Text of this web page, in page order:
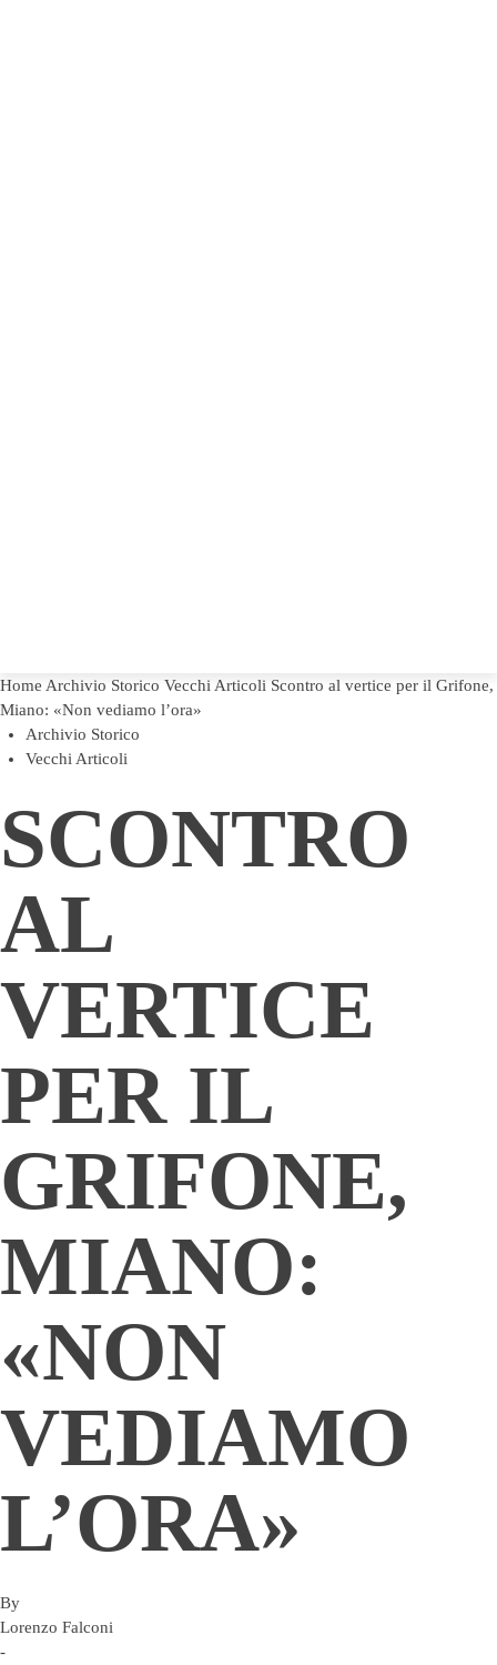
Home Archivio Storico Vecchi Articoli Scontro al vertice per il Grifone,
Miano: «Non vediamo l’ora»
Archivio Storico
Vecchi Articoli
SCONTRO
AL
VERTICE
PER IL
GRIFONE,
MIANO:
«NON
VEDIAMO
L’ORA»
By
Lorenzo Falconi
-